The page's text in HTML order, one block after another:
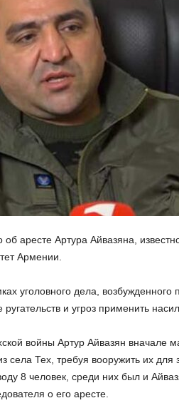
об аресте Артура Айвазяна,
Армении.
уголовного дела, возбужденного
и угроз применить
войны Артур Айвазян вначале
села Тех, требуя вооружить их
8 человек, среди них был и
о его аресте.